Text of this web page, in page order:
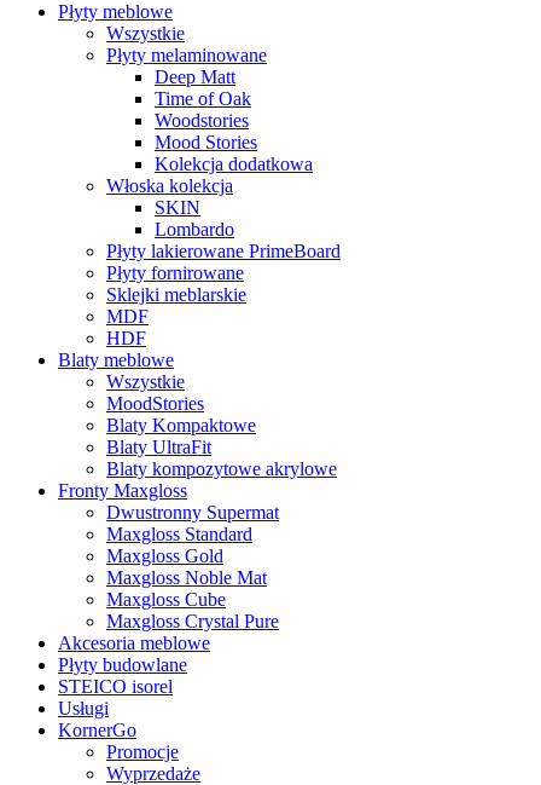
Płyty meblowe
Wszystkie
Płyty melaminowane
Deep Matt
Time of Oak
Woodstories
Mood Stories
Kolekcja dodatkowa
Włoska kolekcja
SKIN
Lombardo
Płyty lakierowane PrimeBoard
Płyty fornirowane
Sklejki meblarskie
MDF
HDF
Blaty meblowe
Wszystkie
MoodStories
Blaty Kompaktowe
Blaty UltraFit
Blaty kompozytowe akrylowe
Fronty Maxgloss
Dwustronny Supermat
Maxgloss Standard
Maxgloss Gold
Maxgloss Noble Mat
Maxgloss Cube
Maxgloss Crystal Pure
Akcesoria meblowe
Płyty budowlane
STEICO isorel
Usługi
KornerGo
Promocje
Wyprzedaże